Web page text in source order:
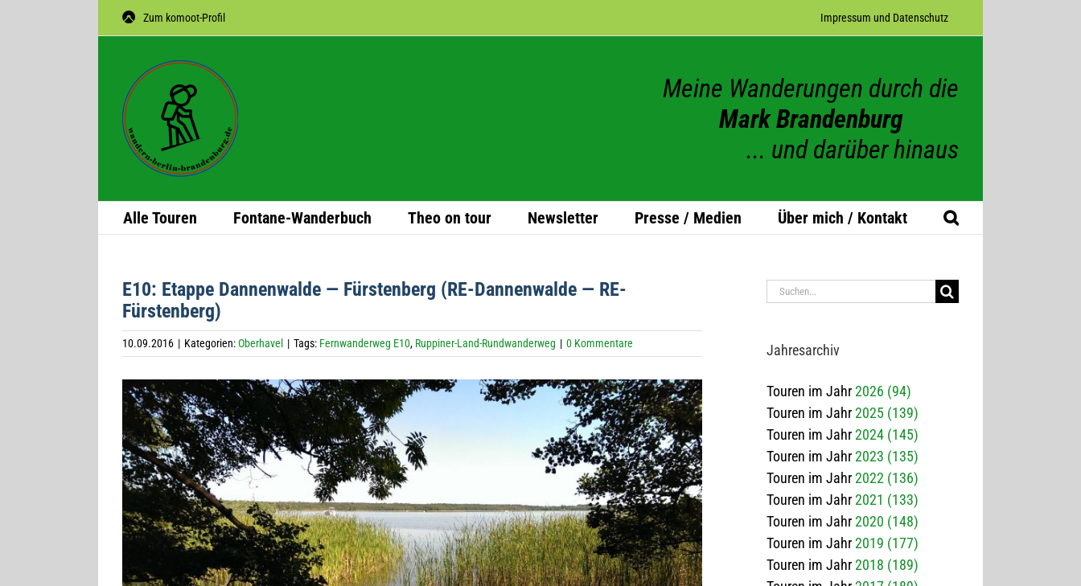
Zum komoot-Profil Impres­sum und Datenschutz
Meine Wanderungen durch die
Mark Brandenburg
... und darüber hinaus
Alle Tou­ren Fon­­tane-Wan­­der­­buch Theo on tour News­let­ter Presse / Medien Über mich / Kontakt
E10: Etappe Dan­nen­walde — Fürs­ten­berg (RE-Dan­nen­walde — RE-
Fürstenberg)
10.09.2016 | Kategorien:Oberhavel | Tags: Fernwanderweg E10, Ruppiner-Land-Rundwanderweg | 0 Kommentare
Zeige
grösseres
Bild
Suche
Jah­res­ar­chiv
Touren im Jahr2026 (94)
Touren im Jahr2025 (139)
Touren im Jahr2024 (145)
Touren im Jahr2023 (135)
Touren im Jahr2022 (136)
Touren im Jahr2021 (133)
Touren im Jahr2020 (148)
Touren im Jahr2019 (177)
Touren im Jahr2018 (189)